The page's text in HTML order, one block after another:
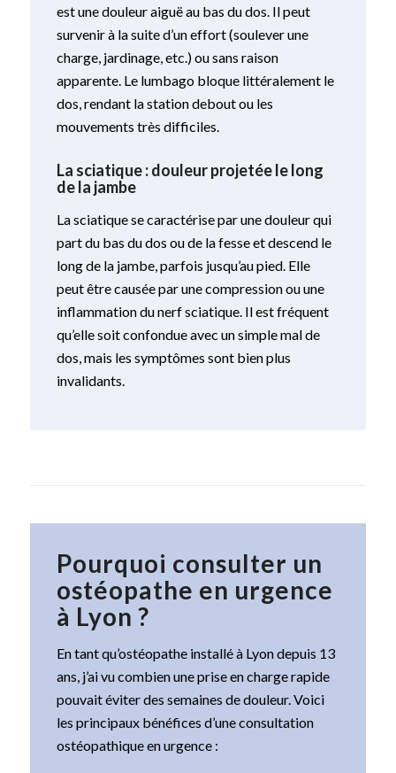
est une douleur aiguë au bas du dos. Il peut
survenir à la suite d’un effort (soulever une
charge, jardinage, etc.) ou sans raison
apparente. Le lumbago bloque littéralement le
dos, rendant la station debout ou les
mouvements très difficiles.
La sciatique : douleur projetée le long
de la jambe
La sciatique se caractérise par une douleur qui
part du bas du dos ou de la fesse et descend le
long de la jambe, parfois jusqu’au pied. Elle
peut être causée par une compression ou une
inflammation du nerf sciatique. Il est fréquent
qu’elle soit confondue avec un simple mal de
dos, mais les symptômes sont bien plus
invalidants.
Pourquoi consulter un
ostéopathe en urgence
à Lyon ?
En tant qu’ostéopathe installé à Lyon depuis 13
ans, j’ai vu combien une prise en charge rapide
pouvait éviter des semaines de douleur. Voici
les principaux bénéfices d’une consultation
ostéopathique en urgence :